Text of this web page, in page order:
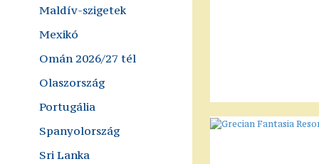
Maldív-szigetek
Mexikó
Omán 2026/27 tél
Olaszország
Portugália
Spanyolország
Sri Lanka